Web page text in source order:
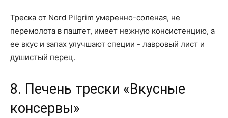
Треска от Nord Pilgrim умеренно-соленая, не
перемолота в паштет, имеет нежную консистенцию, а
ее вкус и запах улучшают специи - лавровый лист и
душистый перец.
8. Печень трески «Вкусные
консервы»